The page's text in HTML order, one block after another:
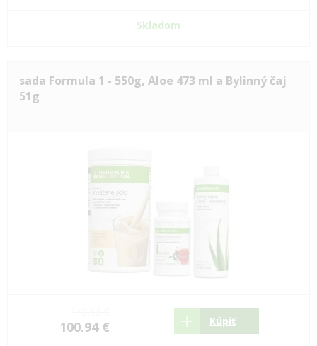
Skladom
sada Formula 1 - 550g, Aloe 473 ml a Bylinný čaj
51g
100.94 € Kúpiť